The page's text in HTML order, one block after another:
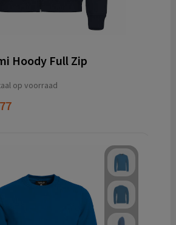
Hoody Full Zip
op voorraad